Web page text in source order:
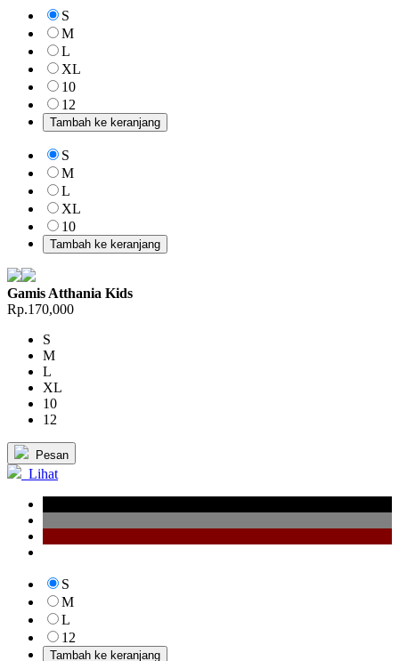
S
M
L
XL
10
12
Tambah ke keranjang
S
M
L
XL
10
Tambah ke keranjang
Gamis Atthania Kids
Rp.170,000
S
M
L
XL
10
12
Pesan
Lihat
S
M
L
12
Tambah ke keranjang